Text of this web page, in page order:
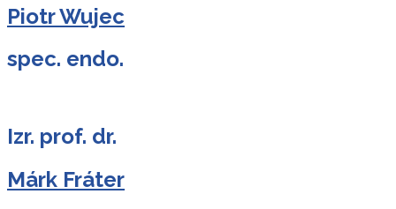
Piotr Wujec
spec. endo.
Izr. prof. dr.
Márk Fráter